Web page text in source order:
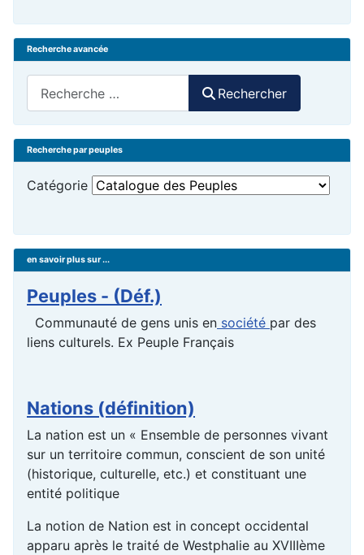
Recherche avancée
Rechercher
Recherche par peuples
Catégorie
en savoir plus sur ...
Peuples - (Déf.)
Communauté de gens unis en société par des
liens culturels. Ex Peuple Français
Nations (définition)
La nation est un « Ensemble de personnes vivant
sur un territoire commun, conscient de son unité
(historique, culturelle, etc.) et constituant une
entité politique
La notion de Nation est in concept occidental
apparu après le traité de Westphalie au XVIIIème